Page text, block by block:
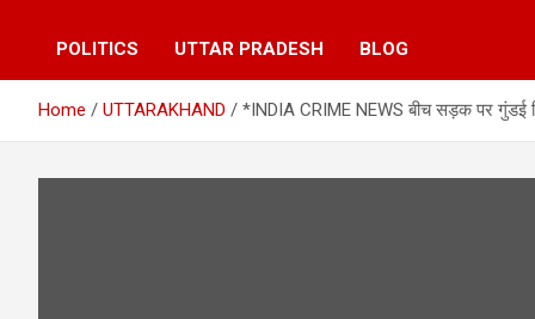
POLITICS UTTAR PRADESH BLOG
Home UTTARAKHAND *INDIA CRIME NEWS बीच सड़क पर गुंडई